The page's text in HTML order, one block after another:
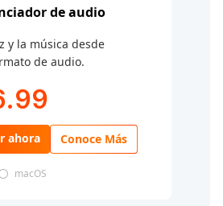
de audio
y la música desde
de audio.
ahora Conoce Más
macOS